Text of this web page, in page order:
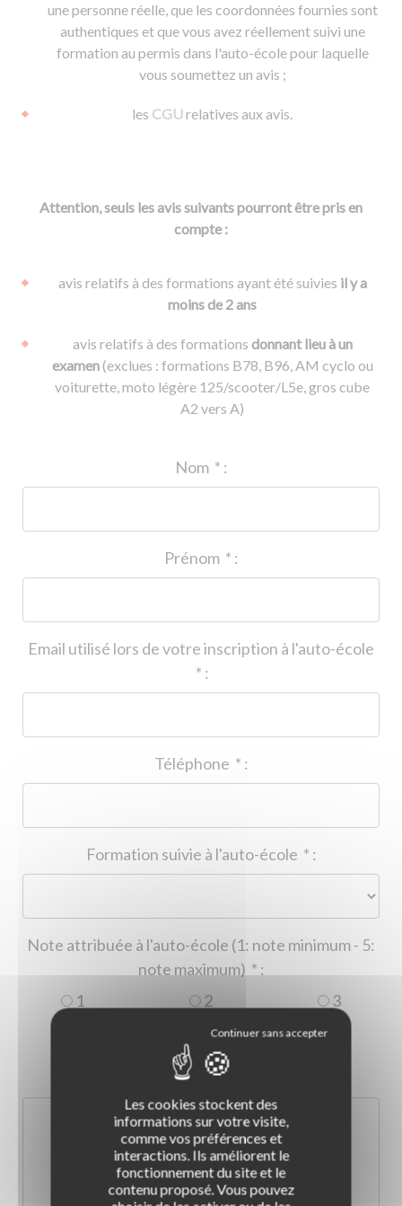
une personne réelle, que les coordonnées fournies sont
authentiques et que vous avez réellement suivi une
formation au permis dans l'auto-école pour laquelle
vous soumettez un avis ;
les CGUrelatives aux avis.
Attention, seuls les avis suivants pourront être pris en
compte :
avis relatifs à des formations ayant été suivies il y a
moins de 2 ans
avis relatifs à des formations donnant lieu à un
examen(exclues : formations B78, B96, AM cyclo ou
voiturette, moto légère 125/scooter/L5e, gros cube
A2 vers A)
* :
* :
Email utilisé lors de votre inscription à l'auto-école
* :
* :
* :
Note attribuée à l'auto-école (1: note minimum - 5:
* :
1
2
3
5
Les cookies stockent des
informations sur votre visite,
comme vos préférences et
interactions. Ils améliorent le
fonctionnement du site et le
contenu proposé. Vous pouvez